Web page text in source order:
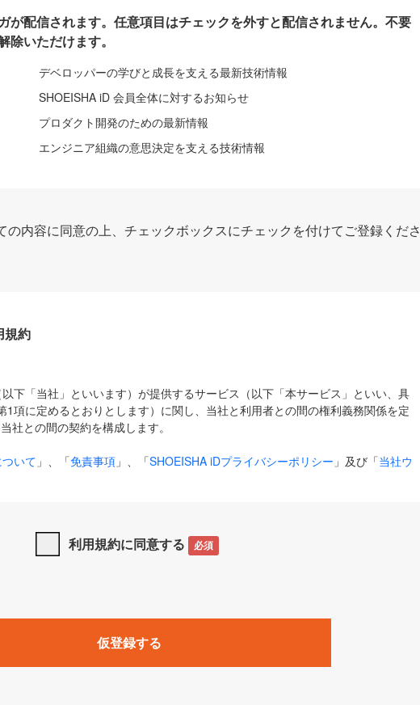
が配信されます。任意項目はチェックを外すと配信されません。不要
除いただけます。
デベロッパーの学びと成長を支える最新技術情報
SHOEISHA iD 会員全体に対するお知らせ
プロダクト開発のための最新情報
エンジニア組織の意思決定を支える技術情報
内容に同意の上、チェックボックスにチェックを付けてご登録くださ
規約
下「当社」といいます）が提供するサービス（以下「本サービス」といい、具
1項に定めるとおりとします）に関し、当社と利用者との間の権利義務関係を定
社との間の契約を構成します。
いて 」、「免責事項 」、「SHOEISHA iDプライバシーポリシー 」及び「当社ウ
されるものとします。
供する以下のサービス（名称や内容が変更された場合、変更後のサービスを含
連して当社が実施するイベントやキャンペーンをいいます。
」「MarkeZine」「EnterpriseZine」「ECzine」「Biz/Zine」「HRzine」
利用規約に同意する 必須
仮登録する